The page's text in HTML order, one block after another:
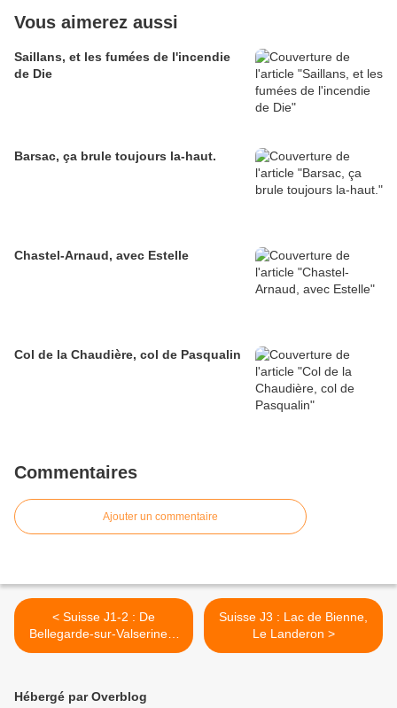
Vous aimerez aussi
Saillans, et les fumées de l'incendie
de Die
Barsac, ça brule toujours la-haut.
Chastel-Arnaud, avec Estelle
Col de la Chaudière, col de Pasqualin
Commentaires
Ajouter un commentaire
< Suisse J1-2 : De
Bellegarde-sur-Valserine à
Viry
Suisse J3 : Lac de Bienne,
Le Landeron >
Hébergé par Overblog